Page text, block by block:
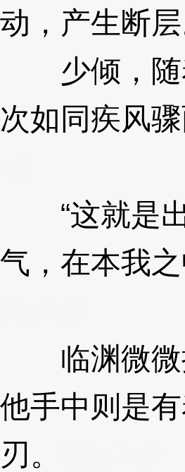
动，产生断层
少倾，随
次如同疾风
“这就是出
气，在本我
临渊微微
他手中则是
刃。